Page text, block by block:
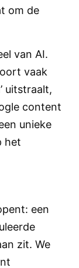
om de
van AI.
vaak
uitstraalt,
content
unieke
het
een
zit. We